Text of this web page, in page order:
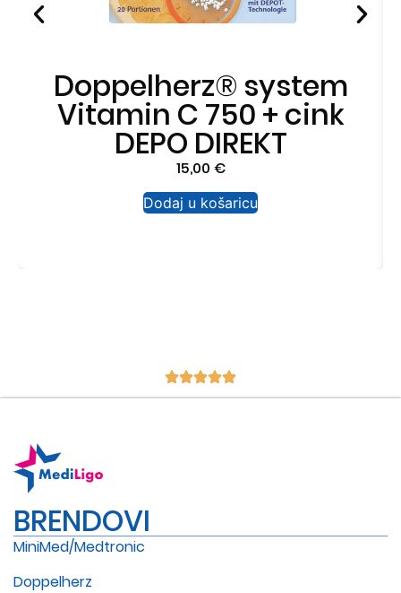
Doppelherz® system
Vitamin C 750 + cink
DEPO DIREKT
15,00 €
Dodaj u košaricu
BRENDOVI
MiniMed/Medtronic
Doppelherz